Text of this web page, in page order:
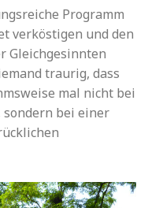
Programm
verköstigen und den
Gleichgesinnten
traurig, dass
mal nicht bei
bei einer